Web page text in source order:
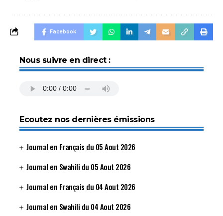
Facebook
Nous suivre en direct :
Ecoutez nos dernières émissions
Journal en Français du 05 Aout 2026
Journal en Swahili du 05 Aout 2026
Journal en Français du 04 Aout 2026
Journal en Swahili du 04 Aout 2026